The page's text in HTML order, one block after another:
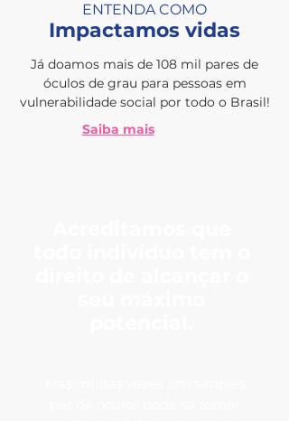
ENTENDA COMO
Impactamos vidas
Já doamos mais de 108 mil pares de
óculos de grau para pessoas em
vulnerabilidade social por todo o Brasil!
Saiba mais